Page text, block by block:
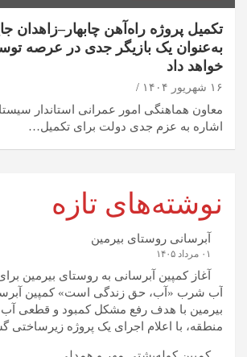
تکمیل پروژه راه‌آهن چابهار–زاهدان
به‌عنوان یک بازیگر جدی در عرصه
خواهد داد
۱۶ شهریور ۱۴۰۴
معاون هماهنگی امور عمرانی استاندار
اشاره به عزم جدی دولت برای تکمیل…
نوشته‌های تازه
آبرسانی روستای بیرمین
۰۱ مرداد ۱۴۰۵
آغاز کمپین آبرسانی به روستای بیرمین
آب شرب «آب، حق زندگی است» کمپین
بیرمین با هدف رفع مشکل کمبود و قطعی
منطقه، با اعلام اجرای یک پروژه زیرساختی